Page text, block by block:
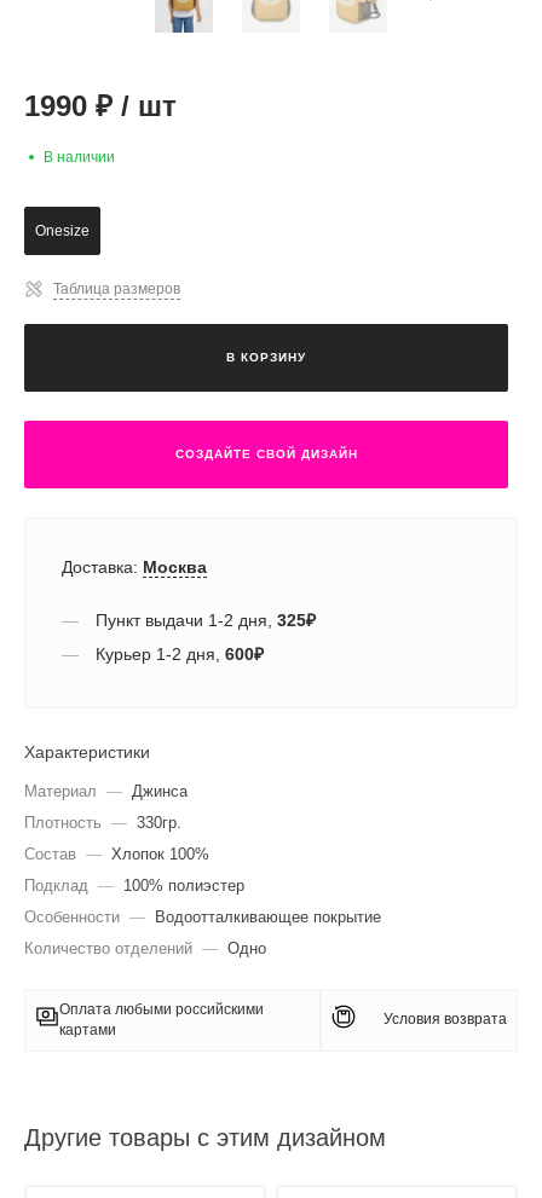
1990 ₽ / шт
В наличии
Onesize
Таблица размеров
В КОРЗИНУ
СОЗДАЙТЕ СВОЙ ДИЗАЙН
Доставка: Москва
Пункт выдачи 1-2 дня 325₽
Курьер 1-2 дня 600₽
Характеристики
Материал — Джинса
Плотность — 330гр.
Состав — Хлопок 100%
Подклад — 100% полиэстер
Особенности — Водоотталкивающее покрытие
Количество отделений — Одно
Оплата любыми российскими
картами
Условия возврата
Другие товары с этим дизайном